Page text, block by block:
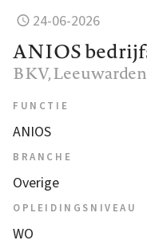
24-06-2026
ANIOS
BKV, Leeuwarden
FUNCTIE
ANIOS
BRANCHE
Overige
OPLEIDINGSNIVEAU
WO